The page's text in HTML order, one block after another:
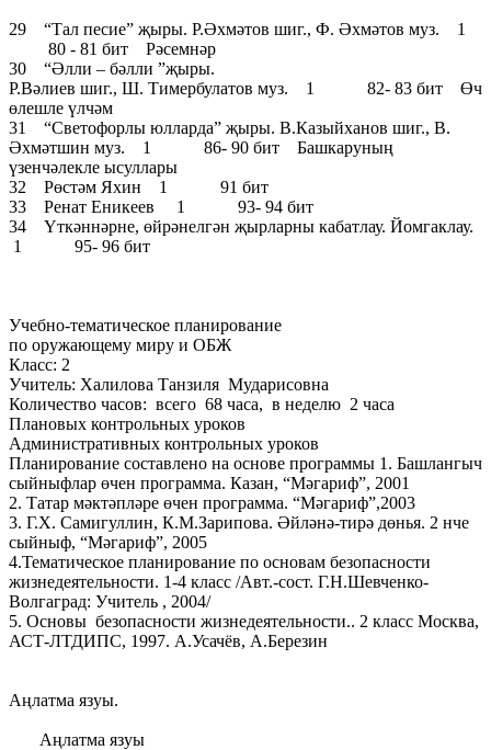
29 “Тал песие” җыры. Р.Әхмәтов шиг., Ф. Әхмәтов муз. 1
80 - 81 бит Рәсемнәр
30 “Әлли – бәлли ”җыры.
Р.Вәлиев шиг., Ш. Тимербулатов муз. 1 82- 83 бит Өч
өлешле үлчәм
31 “Светофорлы юлларда” җыры. В.Казыйханов шиг., В.
Әхмәтшин муз. 1 86- 90 бит Башкаруның
үзенчәлекле ысуллары
32 Рөстәм Яхин 1 91 бит
33 Ренат Еникеев 1 93- 94 бит
34 Үткәннәрне, өйрәнелгән җырларны кабатлау. Йомгаклау.
1 95- 96 бит
Учебно-тематическое планирование
по оружающему миру и ОБЖ
Класс: 2
Учитель: Халилова Танзиля Мударисовна
Количество часов: всего 68 часа, в неделю 2 часа
Плановых контрольных уроков
Административных контрольных уроков
Планирование составлено на основе программы 1. Башлангыч
сыйныфлар өчен программа. Казан, “Мәгариф”, 2001
2. Татар мәктәпләре өчен программа. “Мәгариф”,2003
3. Г.Х. Самигуллин, К.М.Зарипова. Әйләнә-тирә дөнья. 2 нче
сыйныф, “Мәгариф”, 2005
4.Тематическое планирование по основам безопасности
жизнедеятельности. 1-4 класс /Авт.-сост. Г.Н.Шевченко-
Волгаград: Учитель , 2004/
5. Основы безопасности жизнедеятельности.. 2 класс Москва,
АСТ-ЛТДИПС, 1997. А.Усачёв, А.Березин
Аңлатма язуы.
Аңлатма язуы